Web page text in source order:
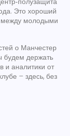
Это хороший
между молодыми
о Манчестер
будем держать
и аналитики от
– здесь, без